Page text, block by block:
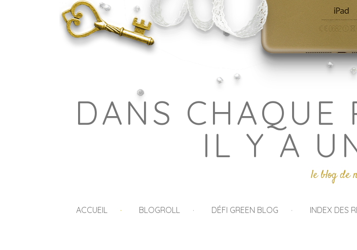
DANS CHAQUE
IL Y A
le blog de
ACCUEIL BLOGROLL DÉFI GREEN BLOG INDEX DES